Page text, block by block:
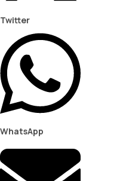
Twitter
WhatsApp